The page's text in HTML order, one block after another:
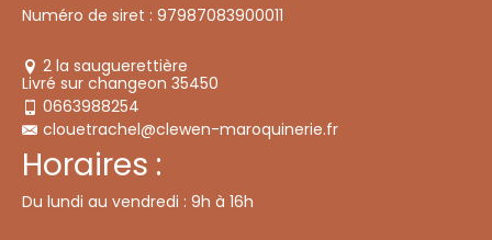
Numéro de siret : 97987083900011
2 la sauguerettière
Livré sur changeon 35450
0663988254
clouetrachel@clewen-maroquinerie.fr
Horaires :
Du lundi au vendredi : 9h à 16h